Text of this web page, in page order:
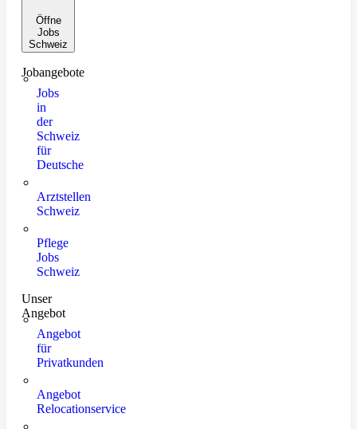
Öffne
Jobs
Schweiz
Jobangebote
Jobs
in
der
Schweiz
für
Deutsche
Arztstellen
Schweiz
Pflege
Jobs
Schweiz
Unser
Angebot
Angebot
für
Privatkunden
Angebot
Relocationservice